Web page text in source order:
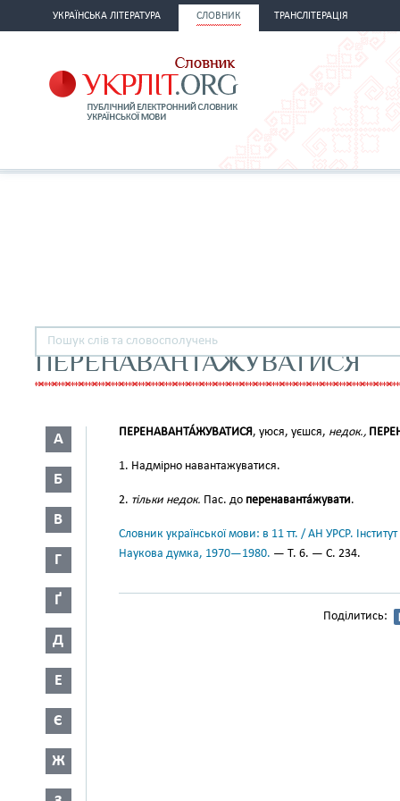
УКРАЇНСЬКА ЛІТЕРАТУРА СЛОВНИК ТРАНСЛІТЕРАЦІЯ
ПЕРЕНАВАНТАЖУВАТИСЯ
А
Б
В
Г
Ґ
Д
Е
Є
Ж
ПЕРЕНАВАНТА́ЖУВАТИСЯ, уюся, уєшся, недок.,
1. Надмірно навантажуватися.
2. тільки недок. Пас. до перенаванта́жувати.
Словник української мови: в 11 тт. / АН УРСР.
Наукова думка, 1970—1980. — Т. 6. — С. 234.
Поділитись: